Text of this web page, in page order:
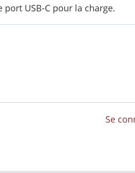
USB-C pour la charge.
Se